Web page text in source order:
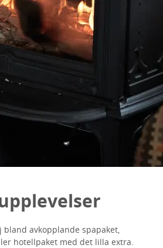
avkopplande spapaket,
hotellpaket med det lilla extra.